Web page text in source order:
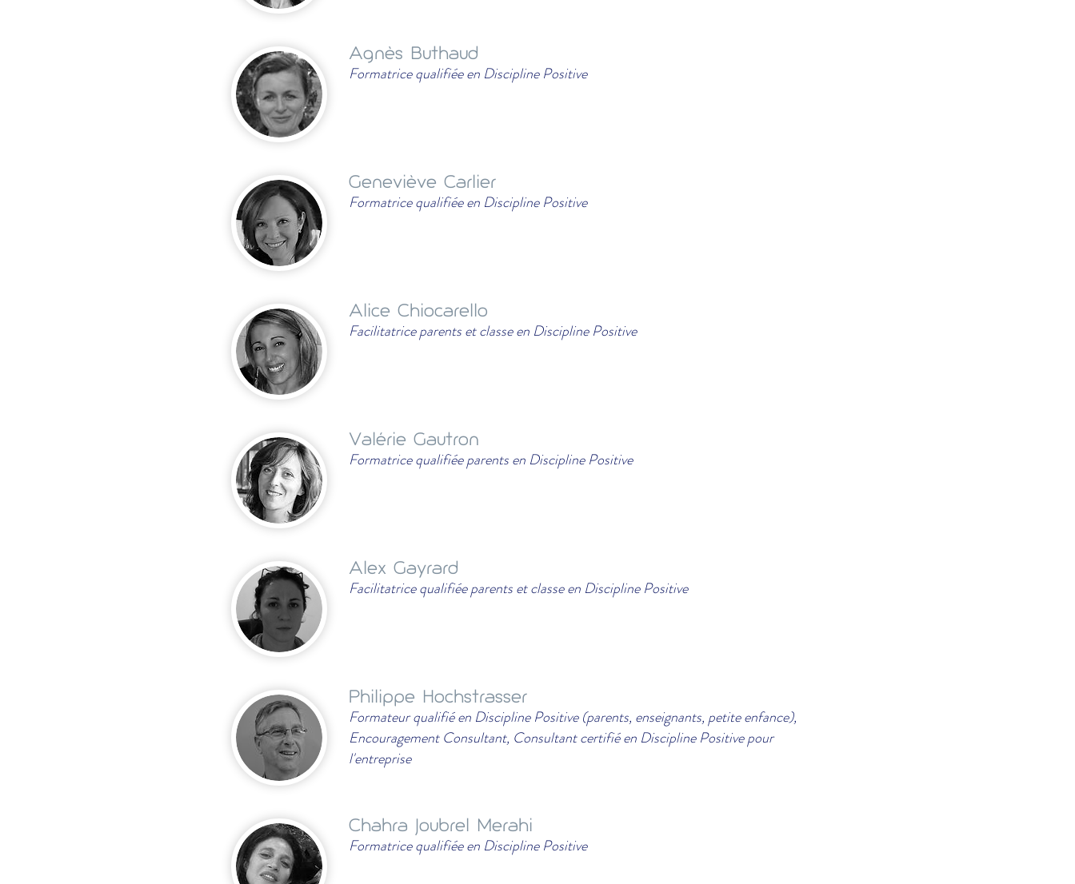
Agnès Buthaud
Formatrice qualifiée en Discipline Positive
Geneviève Carlier
Formatrice qualifiée en Discipline Positive
Alice Chiocarello
Facilitatrice parents et classe en Discipline Positive
Valérie Gautron
Formatrice qualifiée parents en Discipline Positive
Alex Gayrard
Facilitatrice qualifiée parents et classe en Discipline Positive
Philippe Hochstrasser
Formateur qualifié en Discipline Positive (parents, enseignants, petite enfance),
Encouragement Consultant, Consultant certifié en Discipline Positive pour
l'entreprise
Chahra Joubrel Merahi
Formatrice qualifiée en Discipline Positive